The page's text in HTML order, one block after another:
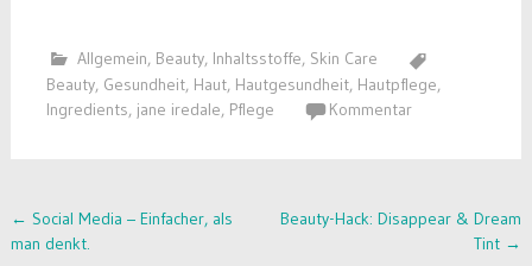
Allgemein, Beauty, Inhaltsstoffe, Skin Care
Beauty, Gesundheit, Haut, Hautgesundheit, Hautpflege,
Ingredients, jane iredale, Pflege Kommentar
Post
← Social Media – Einfacher, als
man denkt.
Beauty-Hack: Disappear & Dream
Tint →